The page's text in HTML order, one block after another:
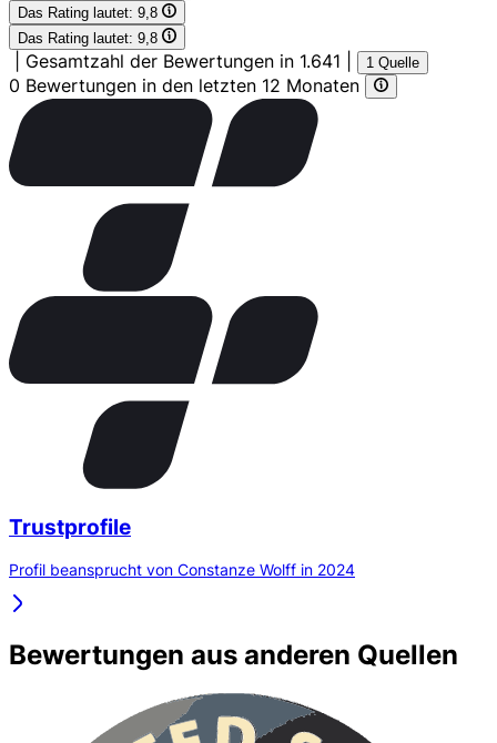
Das Rating lautet: 9,8
Das Rating lautet: 9,8
Gesamtzahl der Bewertungen in 1.641 1 Quelle
0 Bewertungen in den letzten 12 Monaten
Trustprofile
Profil beansprucht von Constanze Wolff in 2024
Bewertungen aus anderen Quellen